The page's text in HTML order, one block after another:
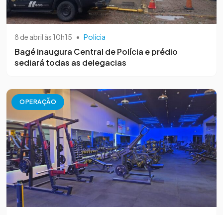
8 de abril às 10h15 • Polícia
Bagé inaugura Central de Polícia e prédio
sediará todas as delegacias
OPERAÇÃO